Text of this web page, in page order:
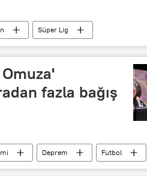
Süper Lig
fazla bağış
Deprem
Futbol
Vakfı Yardım kampanyası